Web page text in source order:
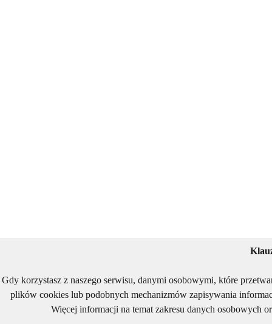
Gdy korzystasz z naszego serwisu, danymi osobowymi, które
plików cookies lub podobnych mechanizmów zapisywania
Więcej informacji na temat zakresu danych osobowych